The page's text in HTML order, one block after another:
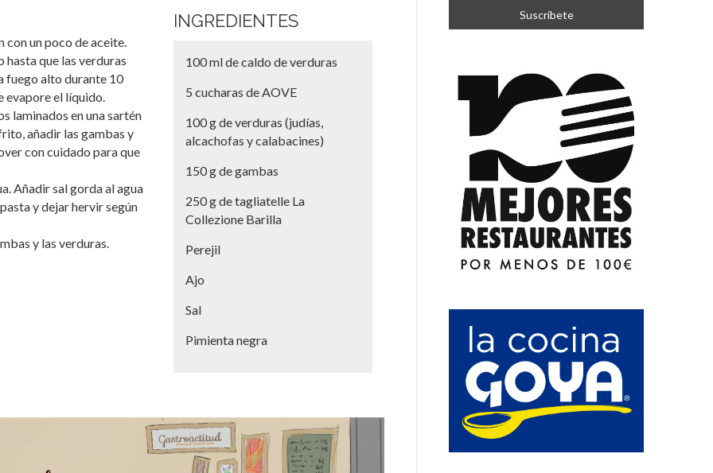
INGREDIENTES
100 ml de caldo de verduras
5 cucharas de AOVE
100 g de verduras (judías,
alcachofas y calabacines)
150 g de gambas
250 g de tagliatelle La
Collezione Barilla
Perejil
Ajo
Sal
Pimienta negra
con un poco de aceite.
que las verduras
fuego alto durante 10
evapore el líquido.
laminados en una sartén
añadir las gambas y
con cuidado para que
Añadir sal gorda al agua
y dejar hervir según
y las verduras.